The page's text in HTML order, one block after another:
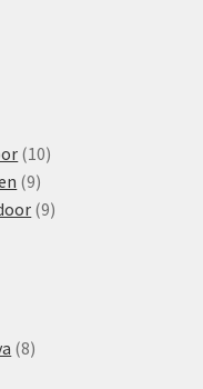
1010
99
produktů
99
88